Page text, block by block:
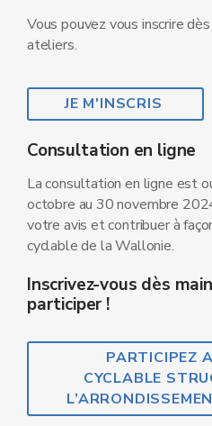
Vous pouvez vous inscrire
ateliers.
JE M'INSCRIS
Consultation en ligne
La consultation en ligne est
octobre au 30 novembre
votre avis et contribuer à
cyclable de la Wallonie.
Inscrivez-vous dès
participer !
PARTICIPEZ
CYCLABLE